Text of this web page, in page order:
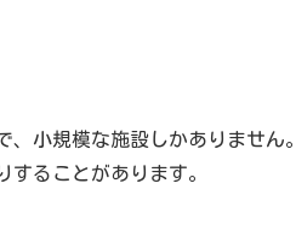
小規模な施設しかありません。
ることがあります。